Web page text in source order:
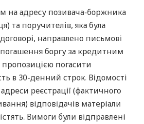
на адресу позивача-боржника
та поручителів, яка була
направлено письмові
боргу за кредитним
погасити
в 30-денний строк. Відомості
реєстрації (фактичного
відповідачів матеріали
Вимоги були відправлені